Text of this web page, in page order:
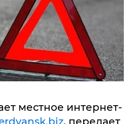
местное интернет-
, передает